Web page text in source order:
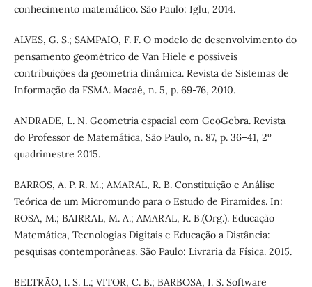
conhecimento matemático. São Paulo: Iglu, 2014.
ALVES, G. S.; SAMPAIO, F. F. O modelo de desenvolvimento do
pensamento geométrico de Van Hiele e possíveis
contribuições da geometria dinâmica. Revista de Sistemas de
Informação da FSMA. Macaé, n. 5, p. 69-76, 2010.
ANDRADE, L. N. Geometria espacial com GeoGebra. Revista
do Professor de Matemática, São Paulo, n. 87, p. 36–41, 2º
quadrimestre 2015.
BARROS, A. P. R. M.; AMARAL, R. B. Constituição e Análise
Teórica de um Micromundo para o Estudo de Piramides. In:
ROSA, M.; BAIRRAL, M. A.; AMARAL, R. B.(Org.). Educação
Matemática, Tecnologias Digitais e Educação a Distância:
pesquisas contemporâneas. São Paulo: Livraria da Física. 2015.
BELTRÃO, I. S. L.; VITOR, C. B.; BARBOSA, I. S. Software